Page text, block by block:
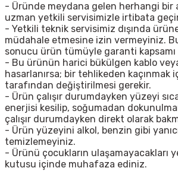
- Üründe meydana gelen herhangi bir
uzman yetkili servisimizle irtibata
- Yetkili teknik servisimiz dışında
müdahale etmesine izin vermeyiniz.
sonucu ürün tümüyle garanti kapsamı
- Bu ürünün harici bükülgen kablo
hasarlanırsa; bir tehlikeden kaçınmak
tarafından değiştirilmesi gerekir.
- Ürün çalışır durumdayken yüzeyi
enerjisi kesilip, soğumadan
çalışır durumdayken direkt olarak
- Ürün yüzeyini alkol, benzin gibi
temizlemeyiniz.
- Ürünü çocukların ulaşamayacakları
kutusu içinde muhafaza ediniz.